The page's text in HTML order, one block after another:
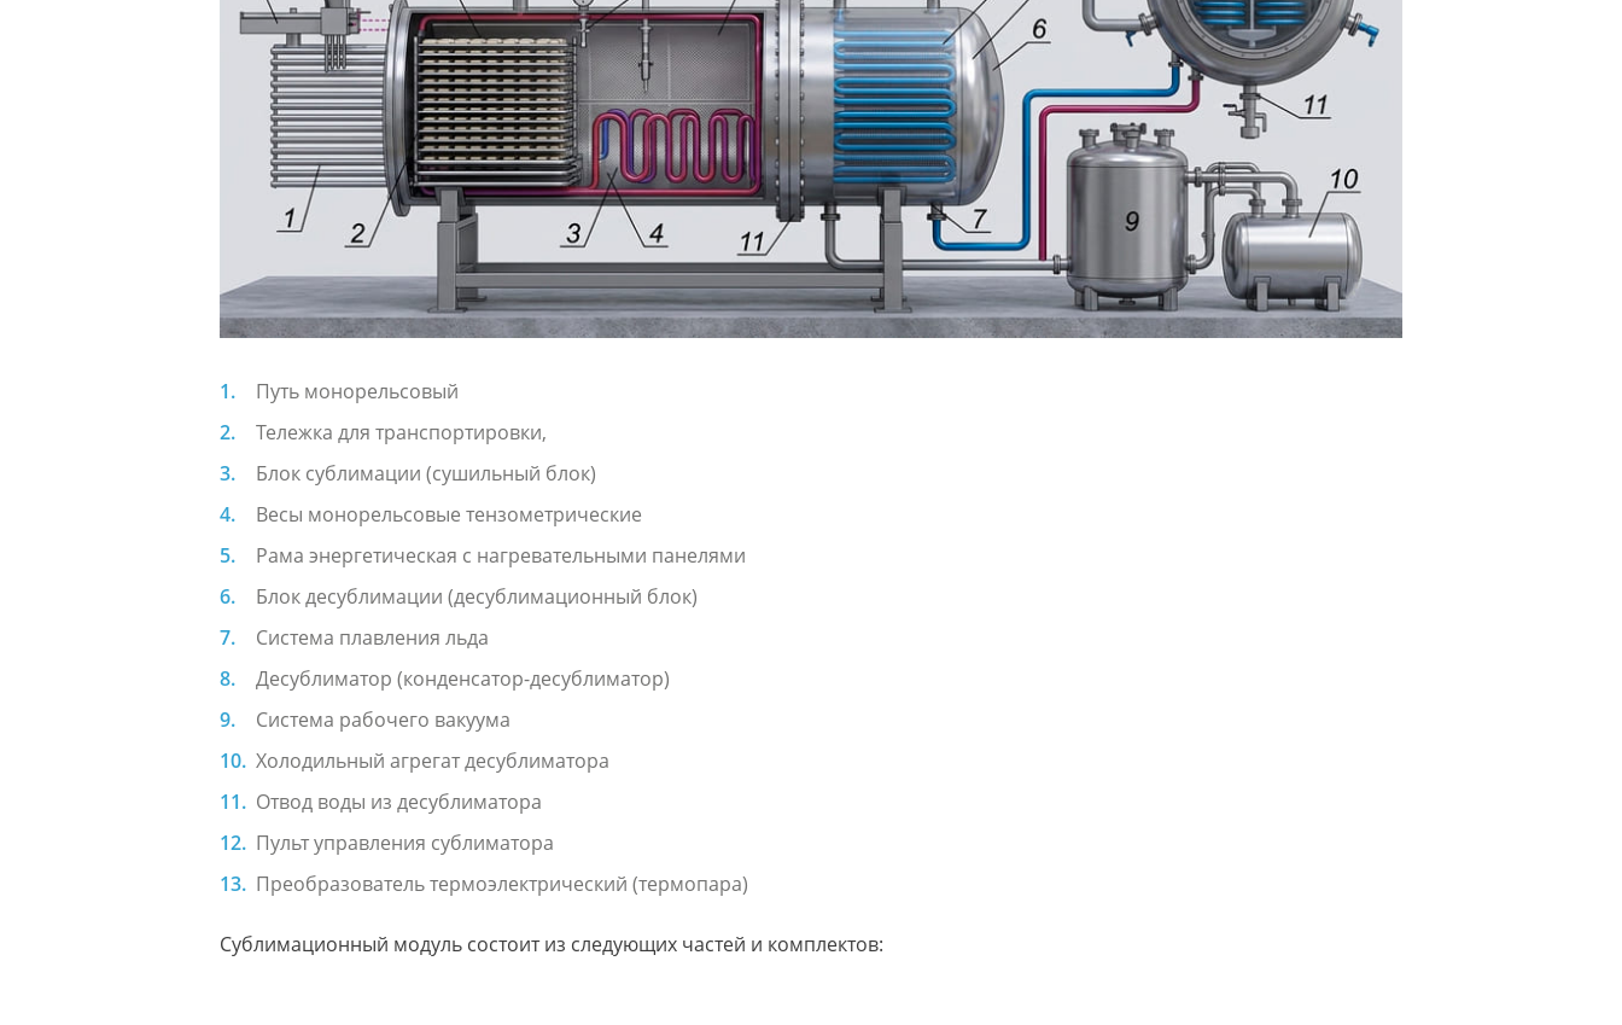
Путь монорельсовый
Тележка для транспортировки,
Блок сублимации (сушильный блок)
Весы монорельсовые тензометрические
Рама энергетическая с нагревательными панелями
Блок десублимации (десублимационный блок)
Система плавления льда
Десублиматор (конденсатор-десублиматор)
Система рабочего вакуума
Холодильный агрегат десублиматора
Отвод воды из десублиматора
Пульт управления сублиматора
Преобразователь термоэлектрический (термопара)
Сублимационный модуль состоит из следующих частей и комплектов: